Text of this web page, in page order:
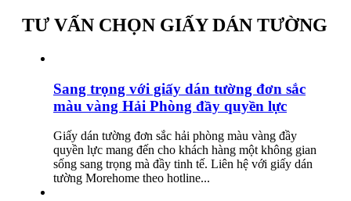
TƯ VẤN CHỌN GIẤY DÁN TƯỜNG
Sang trọng với giấy dán tường đơn sắc
màu vàng Hải Phòng đầy quyền lực
Giấy dán tường đơn sắc hải phòng màu vàng đầy
quyền lực mang đến cho khách hàng một không gian
sống sang trọng mà đầy tinh tế. Liên hệ với giấy dán
tường Morehome theo hotline...